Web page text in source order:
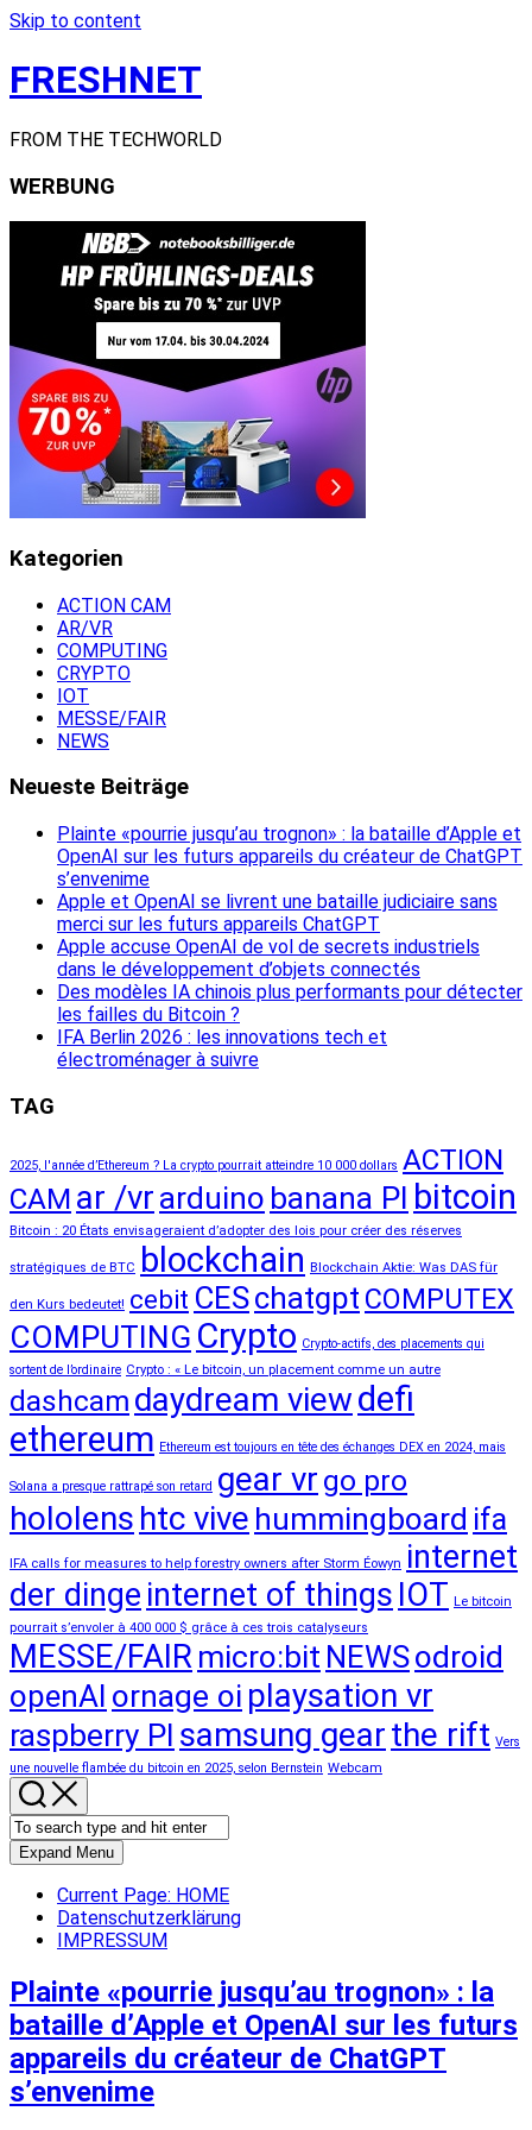
Skip to content
FRESHNET
FROM THE TECHWORLD
WERBUNG
Kategorien
ACTION CAM
AR/VR
COMPUTING
CRYPTO
IOT
MESSE/FAIR
NEWS
Neueste Beiträge
Plainte «pourrie jusqu’au trognon» : la bataille d’Apple et
OpenAI sur les futurs appareils du créateur de ChatGPT
s’envenime
Apple et OpenAI se livrent une bataille judiciaire sans
merci sur les futurs appareils ChatGPT
Apple accuse OpenAI de vol de secrets industriels
dans le développement d’objets connectés
Des modèles IA chinois plus performants pour détecter
les failles du Bitcoin ?
IFA Berlin 2026 : les innovations tech et
électroménager à suivre
TAG
2025, l'année d’Ethereum ? La crypto pourrait atteindre 10 000 dollars ACTION
CAM ar /vr arduino banana PI bitcoin
Bitcoin : 20 États envisageraient d’adopter des lois pour créer des réserves
stratégiques de BTC blockchain Blockchain Aktie: Was DAS für
den Kurs bedeutet! cebit CESchatgpt COMPUTEX
COMPUTING Crypto Crypto-actifs, des placements qui
sortent de l’ordinaire Crypto : « Le bitcoin, un placement comme un autre
dashcam daydream viewdefi
ethereum Ethereum est toujours en tête des échanges DEX en 2024, mais
Solana a presque rattrapé son retard gear vr go pro
hololens htc vive hummingboard ifa
IFA calls for measures to help forestry owners after Storm Éowyn internet
der dinge internet of things IOT Le bitcoin
pourrait s’envoler à 400 000 $ grâce à ces trois catalyseurs
MESSE/FAIR micro:bit NEWSodroid
openAI ornage oi playsation vr
raspberry PI samsung gearthe rift Vers
une nouvelle flambée du bitcoin en 2025, selon Bernstein Webcam
Expand Menu
Current Page: HOME
Datenschutzerklärung
IMPRESSUM
Plainte «pourrie jusqu’au trognon» : la
bataille d’Apple et OpenAI sur les futurs
appareils du créateur de ChatGPT
s’envenime